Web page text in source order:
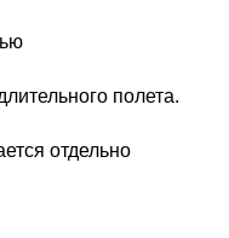
полета.
отдельно